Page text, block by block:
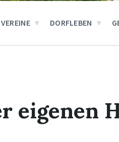
VEREINE DORFLEBEN
eigenen